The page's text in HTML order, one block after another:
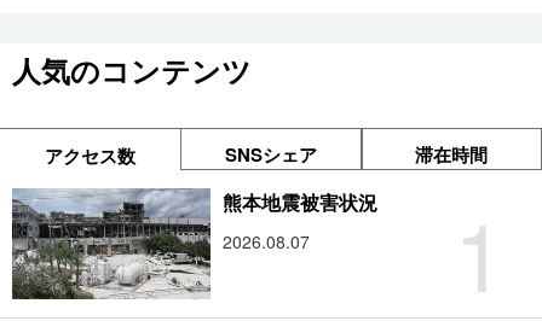
人気のコンテンツ
アクセス数 SNSシェア 滞在時間
1
熊本地震被害状況
2026.08.07